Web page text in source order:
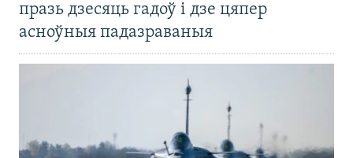
празь дзесяць гадоў і дзе цяпер
асноўныя падазраваныя